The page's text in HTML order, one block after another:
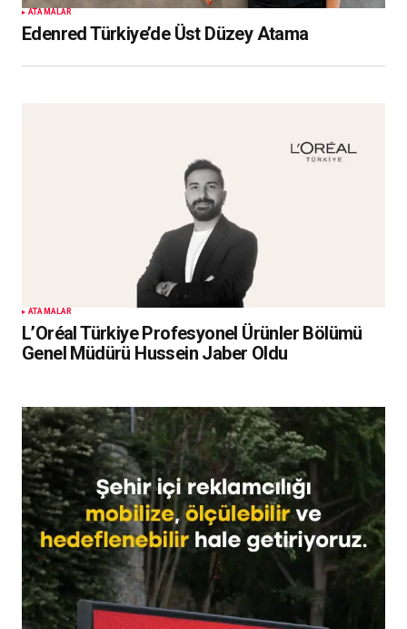
ATAMALAR
Edenred Türkiye’de Üst Düzey Atama
ATAMALAR
L’Oréal Türkiye Profesyonel Ürünler Bölümü
Genel Müdürü Hussein Jaber Oldu